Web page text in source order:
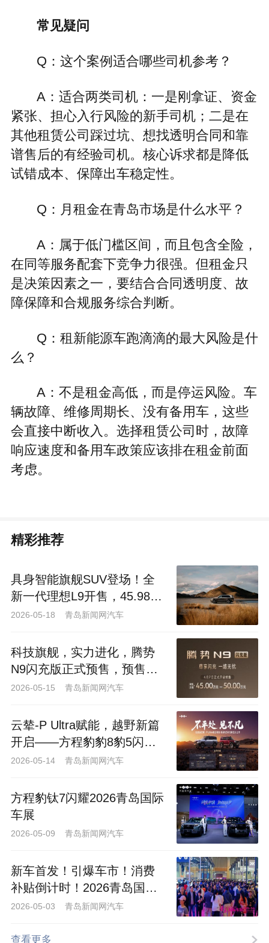
常见疑问
Q：这个案例适合哪些司机参考？
A：适合两类司机：一是刚拿证、资金
紧张、担心入行风险的新手司机；二是在
其他租赁公司踩过坑、想找透明合同和靠
谱售后的有经验司机。核心诉求都是降低
试错成本、保障出车稳定性。
Q：月租金在青岛市场是什么水平？
A：属于低门槛区间，而且包含全险，
在同等服务配套下竞争力很强。但租金只
是决策因素之一，要结合合同透明度、故
障保障和合规服务综合判断。
Q：租新能源车跑滴滴的最大风险是什
么？
A：不是租金高低，而是停运风险。车
辆故障、维修周期长、没有备用车，这些
会直接中断收入。选择租赁公司时，故障
响应速度和备用车政策应该排在租金前面
考虑。
精彩推荐
具身智能旗舰SUV登场！全
新一代理想L9开售，45.98万
元起解锁出行新体验
2026-05-18 青岛新闻网汽车
科技旗舰，实力进化，腾势
N9闪充版正式预售，预售价
45万-50万元
2026-05-15 青岛新闻网汽车
云辇-P Ultra赋能，越野新篇
开启——方程豹豹8豹5闪充
版上市
2026-05-14 青岛新闻网汽车
方程豹钛7闪耀2026青岛国际
车展
2026-05-09 青岛新闻网汽车
新车首发！引爆车市！消费
补贴倒计时！2026青岛国际
车展仅余最后一天！
2026-05-03 青岛新闻网汽车
查看更多